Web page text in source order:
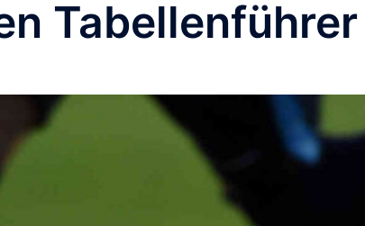
Tabellenführer